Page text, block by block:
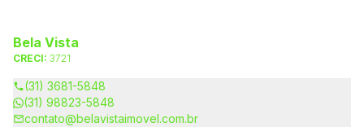
Bela Vista
CRECI: 3721
(31) 3681-5848
(31) 98823-5848
contato@belavistaimovel.com.br